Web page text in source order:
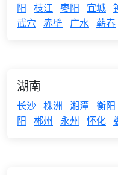
阳 枝江 枣阳 宜城
武穴 赤壁 广水 蕲春
湖南
长沙 株洲 湘潭 衡阳
阳 郴州 永州 怀化